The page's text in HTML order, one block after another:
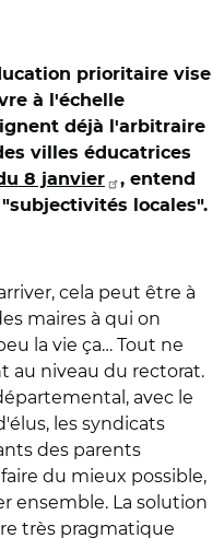
prioritaire vise
à l'échelle
déjà l'arbitraire
villes éducatrices
8 janvier
, entend
locales".
cela peut être à
maires à qui on
la vie ça… Tout ne
au niveau du rectorat.
avec le
les syndicats
des parents
du mieux possible,
ensemble. La solution
très pragmatique